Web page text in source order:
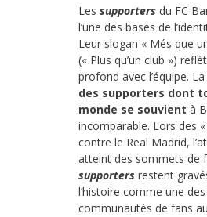
Les supporters du FC
l’une des bases de
Leur slogan « Més que
(« Plus qu’un club »)
profond avec l’équipe. La
des supporters dont
monde se souvient à
incomparable. Lors des
contre le Real Madrid,
atteint des sommets de
supporters restent
l’histoire comme une
communautés de fans